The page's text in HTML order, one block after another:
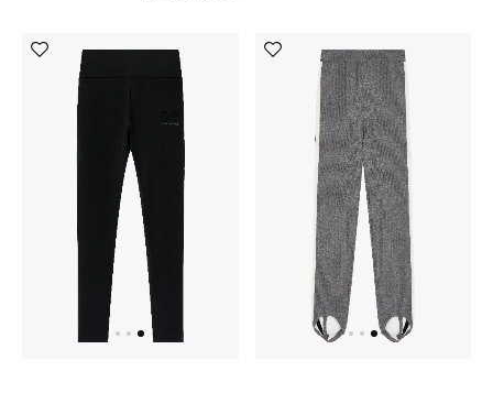
تشكيلة المناسبات للنساء
الحب للمحلي
الملابس الرياضية النسائية
تشكيلة الأعراس
حقائب وأحذية متطابقة
هدايا للنساء